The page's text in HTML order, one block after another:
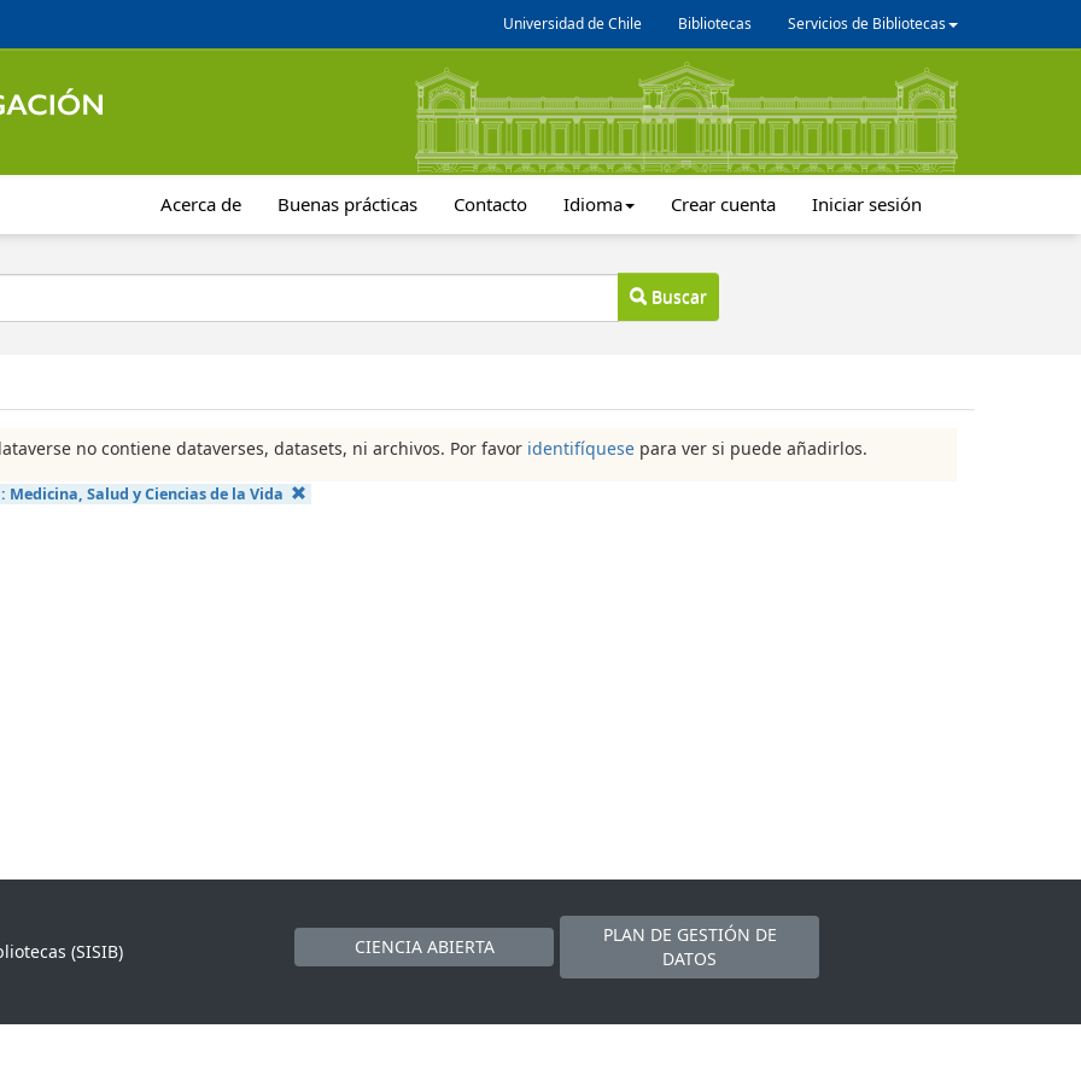
Universidad de Chile Bibliotecas Servicios de Bibliotecas
Acerca de Buenas prácticas Contacto Idioma Crear cuenta Iniciar sesión
Buscar
no contiene dataverses, datasets, ni archivos. Por favor identifíquese para ver si puede añadirlos.
Medicina, Salud y Ciencias de la Vida
(SISIB)
CIENCIA ABIERTA
PLAN DE GESTIÓN DE
DATOS